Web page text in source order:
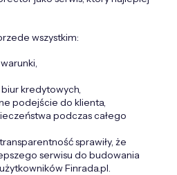
wszystkim:
kredytowych,
podejście do klienta,
podczas całego
sprawiły, że
serwisu do budowania
Finrada.pl.